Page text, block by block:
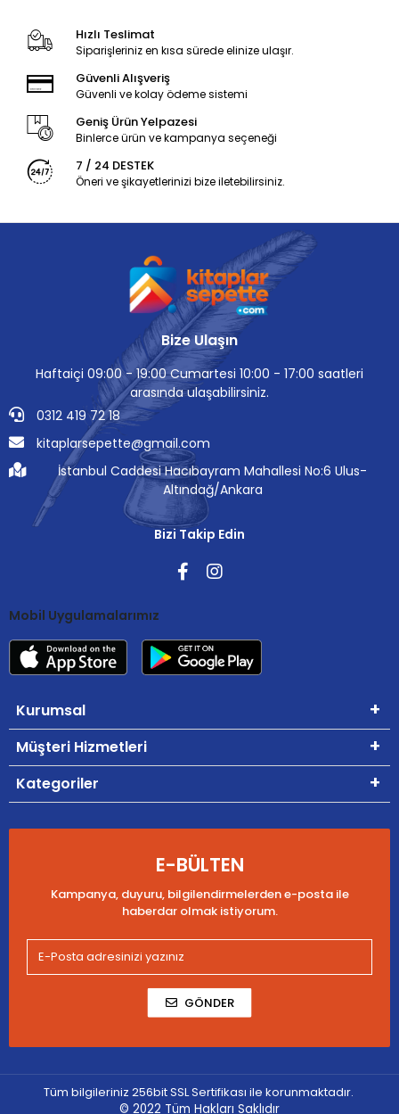
Hızlı Teslimat
Siparişleriniz en kısa sürede elinize ulaşır.
Güvenli Alışveriş
Güvenli ve kolay ödeme sistemi
Geniş Ürün Yelpazesi
Binlerce ürün ve kampanya seçeneği
7 / 24 DESTEK
Öneri ve şikayetlerinizi bize iletebilirsiniz.
Bize Ulaşın
Haftaiçi 09:00 - 19:00 Cumartesi 10:00 - 17:00 saatleri
arasında ulaşabilirsiniz.
0312 419 72 18
kitaplarsepette@gmail.com
İstanbul Caddesi Hacıbayram Mahallesi No:6 Ulus-
Altındağ/Ankara
Bizi Takip Edin
Mobil Uygulamalarımız
Kurumsal
Müşteri Hizmetleri
Kategoriler
E-BÜLTEN
Kampanya, duyuru, bilgilendirmelerden e-posta ile
haberdar olmak istiyorum.
GÖNDER
Tüm bilgileriniz 256bit SSL Sertifikası ile korunmaktadır.
© 2022 Tüm Hakları Saklıdır